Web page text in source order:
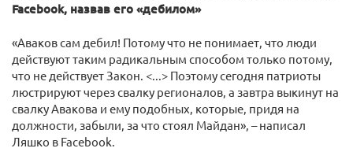
Facebook, назвав его «дебилом»
«Аваков сам дебил! Потому что не понимает, что люди
действуют таким радикальным способом только потому,
что не действует Закон. <...> Поэтому сегодня патриоты
люстрируют через свалку регионалов, а завтра выкинут на
свалку Авакова и ему подобных, которые, придя на
должности, забыли, за что стоял Майдан», – написал
Ляшко в Facebook.